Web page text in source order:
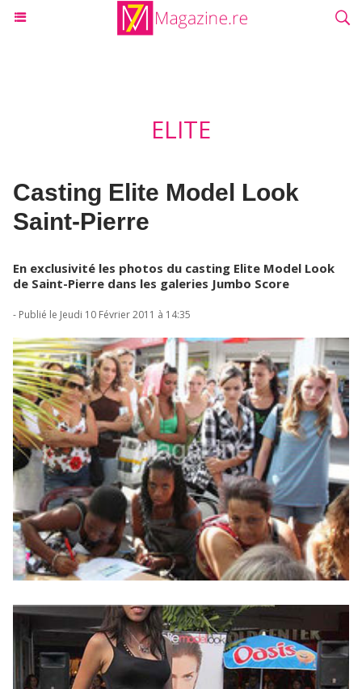
ELITE
Casting Elite Model Look
Saint-Pierre
En exclusivité les photos du casting Elite Model Look
de Saint-Pierre dans les galeries Jumbo Score
- Publié le Jeudi 10 Février 2011 à 14:35